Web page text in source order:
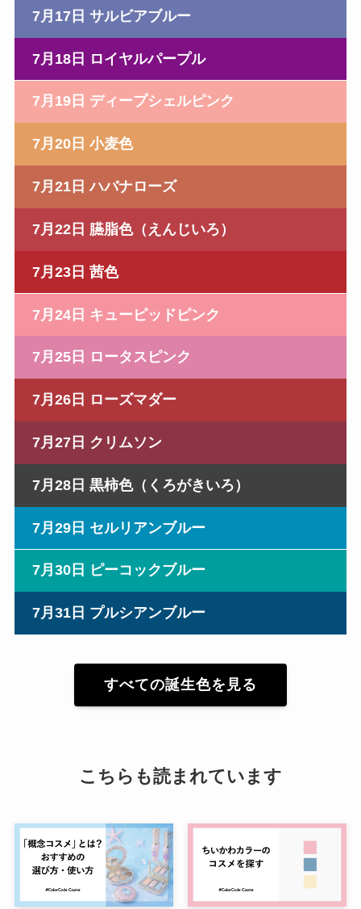
7月17日 サルビアブルー
7月18日 ロイヤルパープル
7月19日 ディープシェルピンク
7月20日 小麦色
7月21日 ハバナローズ
7月22日 臙脂色（えんじいろ）
7月23日 茜色
7月24日 キューピッドピンク
7月25日 ロータスピンク
7月26日 ローズマダー
7月27日 クリムソン
7月28日 黒柿色（くろがきいろ）
7月29日 セルリアンブルー
7月30日 ピーコックブルー
7月31日 プルシアンブルー
すべての誕生色を見る
こちらも読まれています